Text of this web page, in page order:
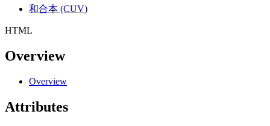
和合本 (CUV)
HTML
Overview
Overview
Attributes